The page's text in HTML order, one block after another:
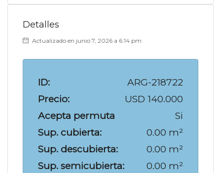
Detalles
Actualizado en junio 7, 2026 a 6:14 pm
ID:
ARG-218722
Precio:
USD 140.000
Acepta permuta
Si
Sup. cubierta:
0.00 m²
Sup. descubierta:
0.00 m²
Sup. semicubierta:
0.00 m²